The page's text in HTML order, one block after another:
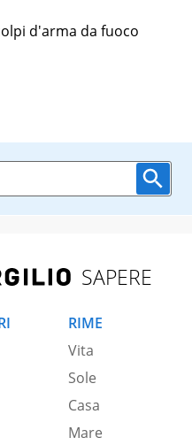
d'arma da fuoco
SAPERE
RIME
Vita
Sole
Casa
Mare